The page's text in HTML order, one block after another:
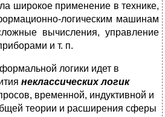
широкое применение в технике,
логическим машинам
вы­числения, управление
и т. п.
логики идет в
неклассических логик
временной, индуктивной и
теории и расширения сферы